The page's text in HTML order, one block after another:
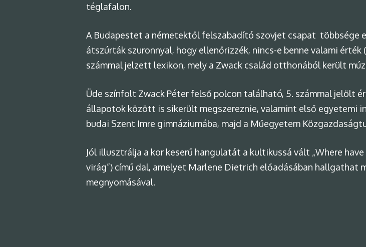
téglafalon.
A Budapestet a németektől felszabadító szovjet csapat többsége
átszúrták szuronnyal, hogy ellenőrizzék, nincs-e benne valami érték
számmal jelzett lexikon, mely a Zwack család otthonából került
Üde színfolt Zwack Péter felső polcon található, 5. számmal jelölt
állapotok között is sikerült megszereznie, valamint első egyetemi
budai Szent Imre gimnáziumába, majd a Műegyetem
Jól illusztrálja a kor keserű hangulatát a kultikussá vált „Where
virág”) című dal, amelyet Marlene Dietrich előadásában hallgathat
megnyomásával.